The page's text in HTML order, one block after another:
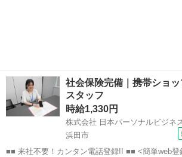
社会保険完備｜携帯ショ
スタッフ
時給1,330円
株式会社 日本パーソナルビジネ
浜田市
■■ 来社不要！カンタン電話登録!! ■■ <簡単web登